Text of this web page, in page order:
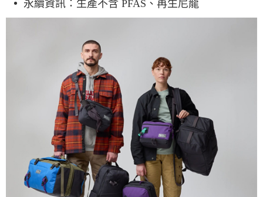
永續資訊：生產不含 PFAS、再生尼龍